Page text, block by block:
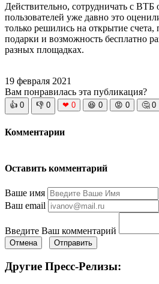
Действительно, сотрудничать с
пользователей уже давно это
только решились на открытие
подарки и возможность бесплатно
разных площадках.
19 февраля 2021
Вам понравилась эта публикация?
👍 0 👎 0 ❤ 0 😆 0 😡 0 🤔 0
Комментарии
Оставить комментарий
Ваше имя
Ваш email
Введите Ваш комментарий
Отмена Отправить
Другие Пресс-Релизы: